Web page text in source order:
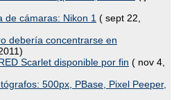
de cámaras: Nikon 1 ( sept 22,
debería concentrarse en
Scarlet disponible por fin ( nov 4,
500px, PBase, Pixel Peeper,